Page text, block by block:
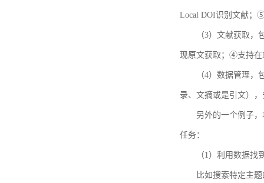
Local DOI识别文献；
（3）文献获取
现原文获取；④支持在
（4）数据管理
录、文摘或是引文）
另外的一个例子，
任务：
（1）利用数据找
比如搜索特定主